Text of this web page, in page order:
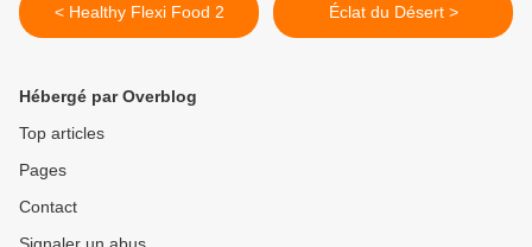
< Healthy Flexi Food 2 Éclat du Désert >
Hébergé par Overblog
Top articles
Pages
Contact